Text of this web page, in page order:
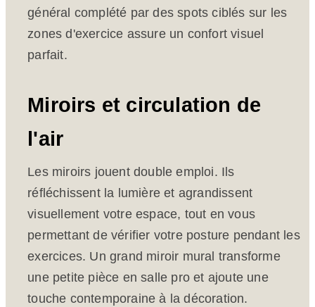
général complété par des spots ciblés sur les
zones d'exercice assure un confort visuel
parfait.
Miroirs et circulation de
l'air
Les miroirs jouent double emploi. Ils
réfléchissent la lumière et agrandissent
visuellement votre espace, tout en vous
permettant de vérifier votre posture pendant les
exercices. Un grand miroir mural transforme
une petite pièce en salle pro et ajoute une
touche contemporaine à la décoration.